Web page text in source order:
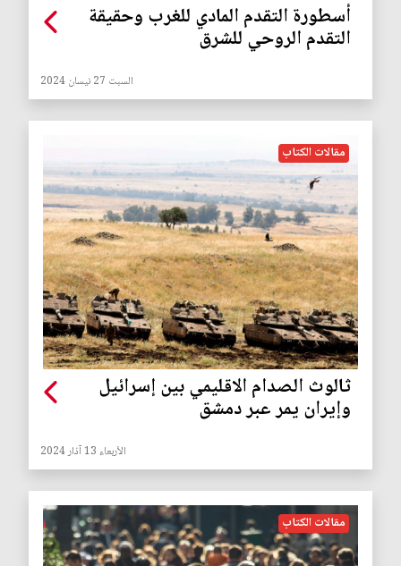
أسطورة التقدم المادي للغرب وحقيقة
التقدم الروحي للشرق
السبت 27 نيسان 2024
مقالات الكتاب
ثالوث الصدام الاقليمي بين إسرائيل
وإيران يمر عبر دمشق
الأربعاء 13 آذار 2024
مقالات الكتاب